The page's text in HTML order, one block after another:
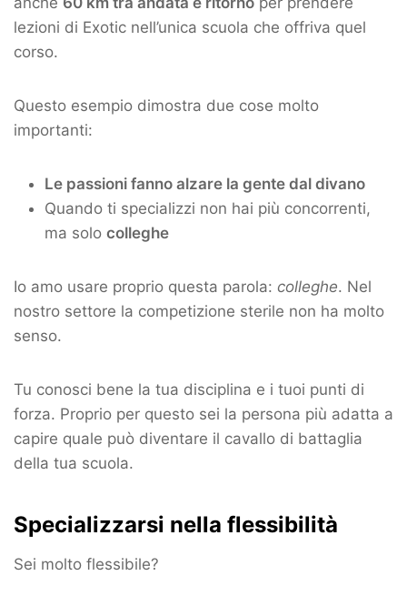
lezioni di Exotic nell’unica scuola che offriva quel
corso.
Questo esempio dimostra due cose molto
importanti:
Le passioni fanno alzare la gente dal divano
Quando ti specializzi non hai più concorrenti,
ma solo colleghe
Io amo usare proprio questa parola: colleghe. Nel
nostro settore la competizione sterile non ha molto
senso.
Tu conosci bene la tua disciplina e i tuoi punti di
forza. Proprio per questo sei la persona più adatta a
capire quale può diventare il cavallo di battaglia
della tua scuola.
Specializzarsi nella flessibilità
Sei molto flessibile?